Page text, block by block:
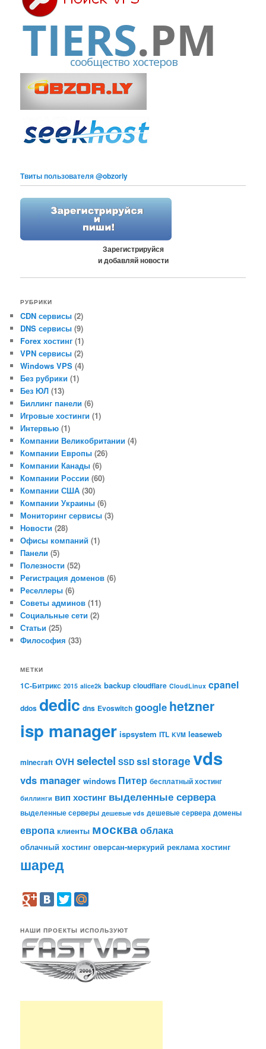
Твиты пользователя @obzorly
Зарегистрируйся
и добавляй новости
РУБРИКИ
CDN сервисы (2)
DNS сервисы (9)
Forex хостинг (1)
VPN сервисы (2)
Windows VPS (4)
Без рубрики (1)
Без ЮЛ (13)
Биллинг панели (6)
Игровые хостинги (1)
Интервью (1)
Компании Великобритании (4)
Компании Европы (26)
Компании Канады (6)
Компании России (60)
Компании США (30)
Компании Украины (6)
Мониторинг сервисы (3)
Новости (28)
Офисы компаний (1)
Панели (5)
Полезности (52)
Регистрация доменов (6)
Реселлеры (6)
Советы админов (11)
Социальные сети (2)
Статьи (25)
Философия (33)
МЕТКИ
1С-Битрикс 2015 alice2k backup cloudflare CloudLinux cpanel
ddos dedic dns Evoswitch google hetzner
isp manager ispsystem ITL KVM leaseweb
minecraft OVH selectel SSD sslstorage vds
vds manager windows Питер бесплатный хостинг
биллинги вип хостинг выделенные сервера
выделенные серверы дешевые vds дешевые сервера домены
европа клиенты москваоблака
облачный хостинг оверсан-меркурий реклама хостинг
шаред
НАШИ ПРОЕКТЫ ИСПОЛЬЗУЮТ